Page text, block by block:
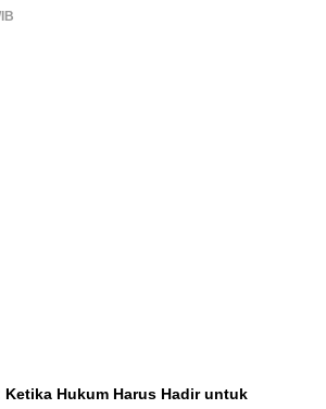
Ketika Hukum Harus Hadir untuk